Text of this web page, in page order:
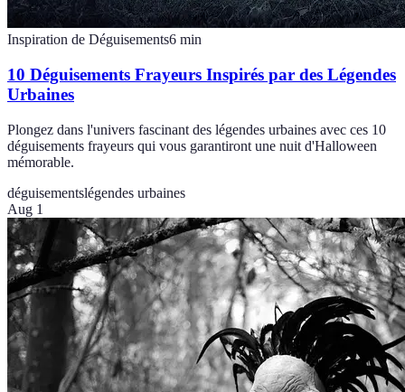
Inspiration de Déguisements6 min
10 Déguisements Frayeurs Inspirés par des Légendes
Urbaines
Plongez dans l'univers fascinant des légendes urbaines avec ces 10
déguisements frayeurs qui vous garantiront une nuit d'Halloween
mémorable.
déguisementslégendes urbaines
Aug 1